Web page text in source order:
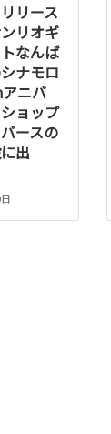
リース
リオギ
なんば
ナモロ
ニバ
ョップ
ースの
出